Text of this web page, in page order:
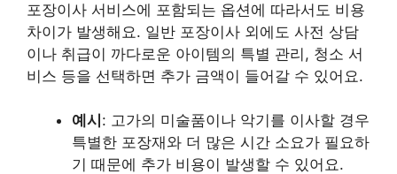
포장이사 서비스에 포함되는 옵션에 따라서도 비용
차이가 발생해요. 일반 포장이사 외에도 사전 상담
이나 취급이 까다로운 아이템의 특별 관리, 청소 서
비스 등을 선택하면 추가 금액이 들어갈 수 있어요.
예시 : 고가의 미술품이나 악기를 이사할 경우
특별한 포장재와 더 많은 시간 소요가 필요하
기 때문에 추가 비용이 발생할 수 있어요.